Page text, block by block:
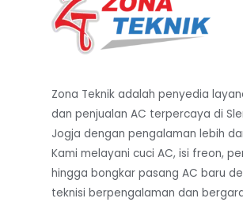
Zona Teknik adalah penyedia
dan penjualan AC terpercaya di
Jogja dengan pengalaman lebih
Kami melayani cuci AC, isi freon,
hingga bongkar pasang AC baru
teknisi berpengalaman dan